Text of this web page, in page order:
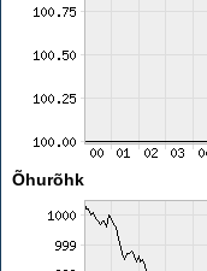
Õhurõhk